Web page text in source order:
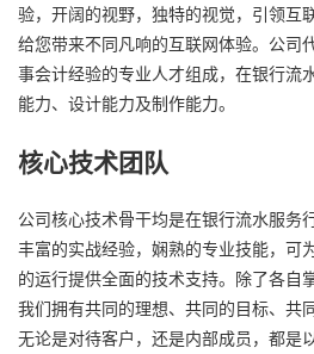
验，开阔的视野，独特的视觉，引领互
给您带来不同凡响的互联网体验。公司
事会计经验的专业人才组成，在银行流
能力、设计能力及制作能力。
核心技术团队
公司核心技术骨干均是在银行流水服务
丰富的实战经验，娴熟的专业技能，可
的运行提供全面的技术支持。除了各自
我们拥有共同的理想、共同的目标、共
无论是对待客户，还是内部成员，都是